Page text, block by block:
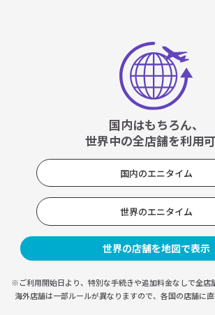
国内はもちろん、
世界中の全店舗を利用
国内のエニタイム
世界のエニタイム
世界の店舗を地図で表示
※ご利用開始日より、特別な手続きや追加料金なしで全店
海外店舗は一部ルールが異なりますので、 各国の店舗に